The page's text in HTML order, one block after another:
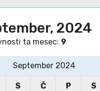
2024
ta mesec: 9
September 2024
S Č P S